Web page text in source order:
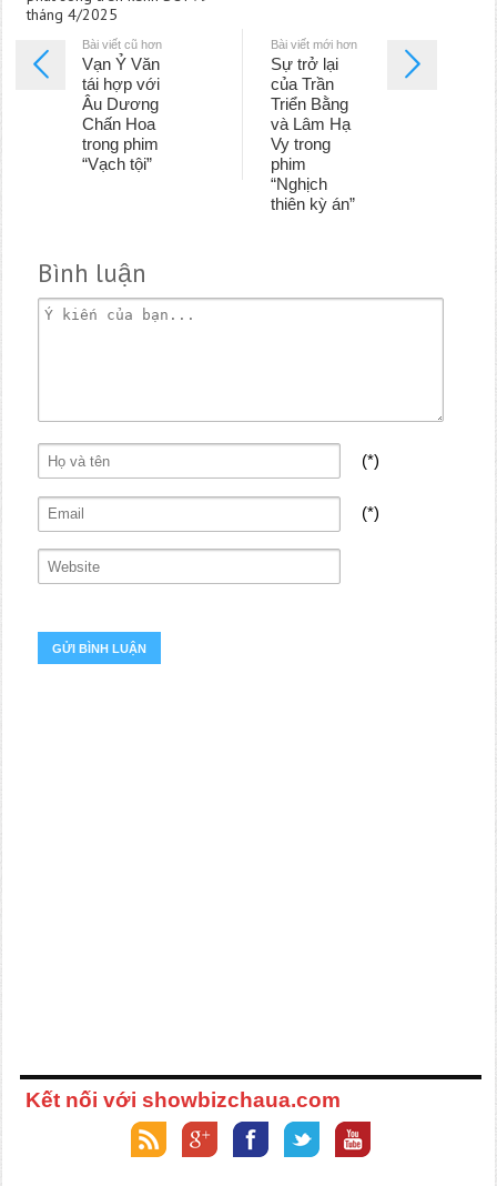
tháng 4/2025
Bài viết cũ hơn
Vạn Ỷ Văn
tái hợp với
Âu Dương
Chấn Hoa
trong phim
“Vạch tội”
Bài viết mới hơn
Sự trở lại
của Trần
Triển Bằng
và Lâm Hạ
Vy trong
phim
“Nghịch
thiên kỳ án”
Bình luận
(*)
(*)
Kết nối với showbizchaua.com